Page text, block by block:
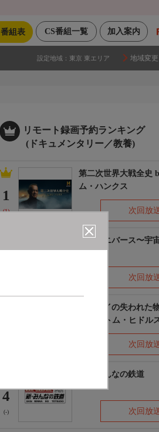
加入案内
CS番組一覧
番組表
設定地域： 東京 東エリア 地域変更
リモート録画予約ランキング
(ドキュメンタリー／教養)
1
(1)
第二次世界大戦全史
ム・ハンクス
次回放
ザ・ユニバース〜宇
次回放
ポンペイの失われた
WITH トム・ヒドル
声:平川大輔
次回放
4
(-)
新・みんなの鉄道
次回放